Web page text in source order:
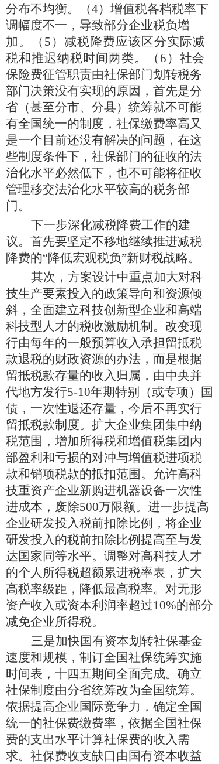
分布不均衡。（4）增值税各档税率下
调幅度不一，导致部分企业税负增
加。（ 5 ）减税降费应该区分实际减
税和推迟纳税时间两类。（ 6 ） 社会
保险费征管职责由社保部门划转税务
部门决策没有实现的原因，首先是分
省（甚至分市、分县）统筹就不可能
有全国统一的制度，社保缴费率高又
是一个目前还没有解决的问题，在这
些制度条件下，社保部门的征收的法
治化水平必然低下，也不可能将征收
管理移交法治化水平较高的税务部
门。
下一步深化减税降费工作的建
议。首先要坚定不移地继续推进减税
降费的“降低宏观税负”新财税战略。
其次，方案设计中重点加大对科
技生产要素投入的政策导向和资源倾
斜，全面建立科技创新型企业和高端
科技型人才的税收激励机制。改变现
行由每年的一般预算收入承担留抵税
款退税的财政资源的办法，而是根据
留抵税款存量的收入归属，由中央并
代地方发行5-10年期特别（或专项）国
债，一次性退还存量，今后不再实行
留抵税款制度。扩大企业集团集中纳
税范围，增加所得税和增值税集团内
部盈利和亏损的对冲与增值税进项税
款和销项税款的抵扣范围。允许高科
技重资产企业新购进机器设备一次性
进成本，废除500万限额。进一步提高
企业研发投入税前扣除比例，将企业
研发投入的税前扣除比例提高至与发
达国家同等水平。调整对高科技人才
的个人所得税超额累进税率表，扩大
高税率级距，降低最高税率。对无形
资产收入或资本利润率超过10%的部分
减免企业所得税。
三是加快国有资本划转社保基金
速度和规模，制订全国社保统筹实施
时间表，十四五期间全面完成。确立
社保制度由分省统筹改为全国统筹。
依据提高企业国际竞争力，确定全国
统一的社保费缴费率，依据全国社保
费的支出水平计算社保费的收入需
求。社保费收支缺口由国有资本收益